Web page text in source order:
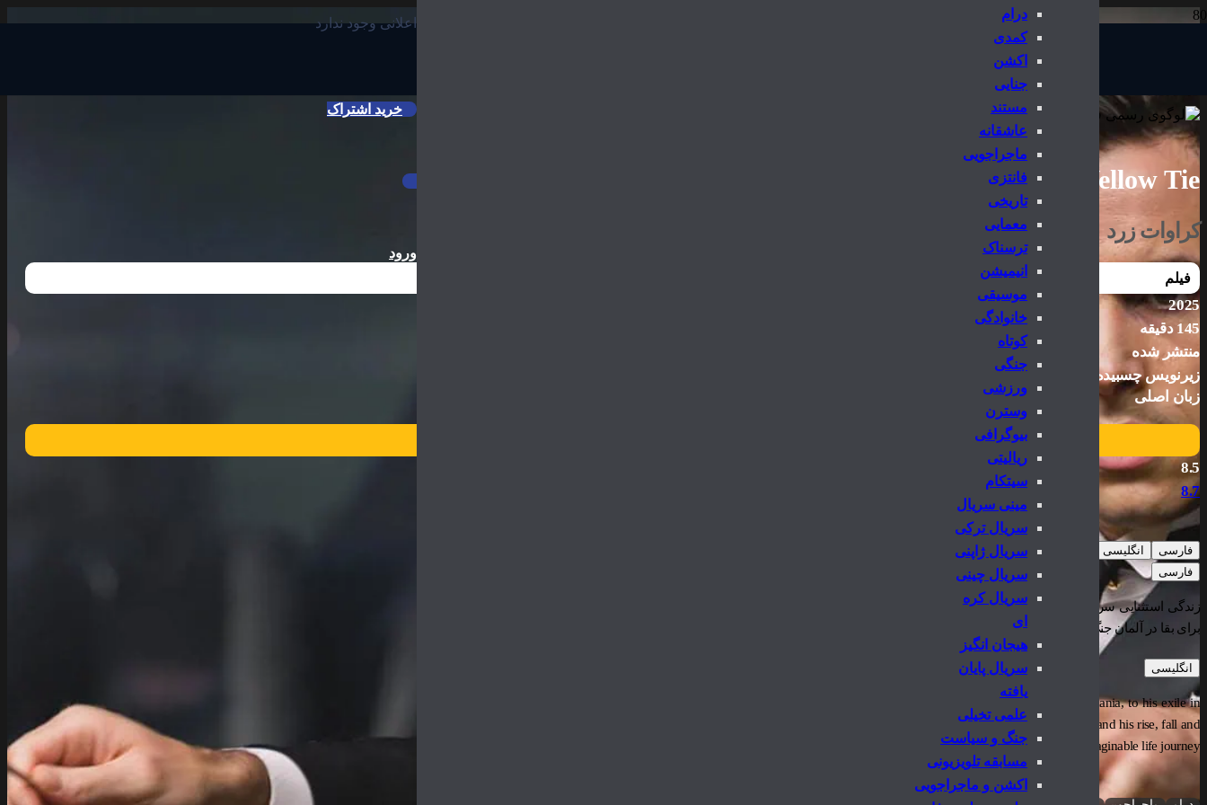
درام
کمدی
اکشن
جنایی
مستند
عاشقانه
ماجراجویی
فانتزی
تاریخی
معمایی
ترسناک
انیمیشن
موسیقی
خانوادگی
کوتاه
جنگی
ورزشی
وسترن
بیوگرافی
ریالیتی
سیتکام
مینی سریال
سریال ترکی
سریال ژاپنی
سریال چینی
سریال کره
ای
هیجان انگیز
سریال پایان
یافته
علمی تخیلی
جنگ و سیاست
مسابقه تلویزیونی
اکشن و ماجراجویی
اعلانی وجود ندارد
خرید اشتراک
ورود
The Yellow Tie
کراوات زرد
فیلم
2025
145 دقیقه
منتشر شده
زیرنویس چسبیده
زبان اصلی
8.5
8.7
فارسی
انگلیسی
فارسی
زندگی استثنایی سرجیو چلیبیداکه؛ از کودکی در رومانی تا تبعید در پی رویای موسیقی، از تلاش
برای بقا در آلمان جنگ‌زده تا فراز و نشیب‌های پی‌در‌پی، همه در یک سفر زندگی باورنکردنی.
انگلیسی
The extraordinary life of Sergiu Celibidache. From his childhood in Romania, to his exile in
pursuit of a career in music, his struggle for survival in wartime Germany and his rise, fall and
rise again, in an unimaginable life journey.